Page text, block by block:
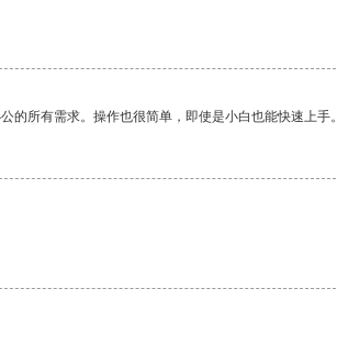
所有需求。操作也很简单，即使是小白也能快速上手。